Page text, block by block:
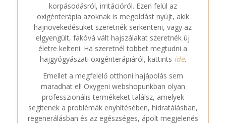
korpásodásról, irritációról. Ezen felül az
oxigénterápia azoknak is megoldást nyújt, akik
hajnövekedésüket szeretnék serkenteni, vagy az
elgyengült, fakóvá vált hajszálakat szeretnék új
életre kelteni. Ha szeretnél többet megtudni a
hajgyógyászati oxigénterápiáról, kattints ide.
Emellet a megfelelő otthoni hajápolás sem
maradhat el! Oxygeni webshopunkban olyan
professzionális termékeket találsz, amelyek
segítenek a problémák enyhítésében, hidratálásban,
regenerálásban és az egészséges, ápolt megjelenés